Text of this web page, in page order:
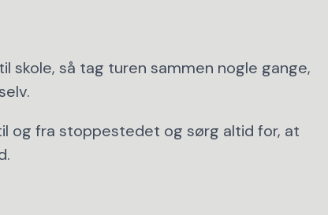
skole, så tag turen sammen nogle gange,
og fra stoppestedet og sørg altid for, at